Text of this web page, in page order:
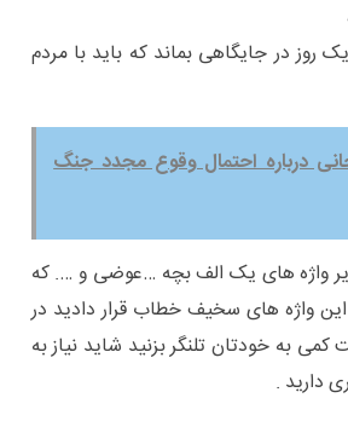
در جایگاهی بماند که باید با مردم
درباره احتمال وقوع مجدد جنگ
واژه های یک الف بچه …عوضی و …. که
این واژه های سخیف خطاب قرار دادید در
به خودتان تلنگر بزنید شاید نیاز به
دارید .